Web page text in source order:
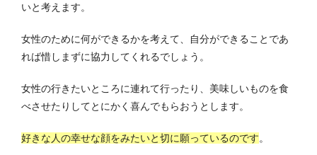
いと考えます。
女性のために何ができるかを考えて、自分ができることであ
れば惜しまずに協力してくれるでしょう。
女性の行きたいところに連れて行ったり、美味しいものを食
べさせたりしてとにかく喜んでもらおうとします。
好きな人の幸せな顔をみたいと切に願っているのです。